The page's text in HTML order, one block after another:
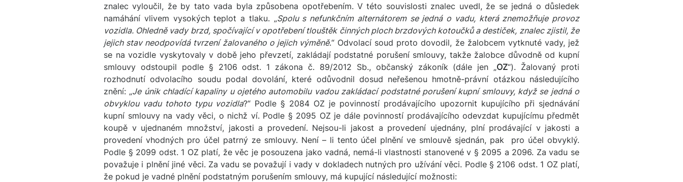
znalec vyloučil, že by tato vada byla způsobena opotřebením. V této souvislosti znalec uvedl, že se jedná o důsledek
namáhání vlivem vysokých teplot a tlaku. „Spolu s nefunkčním alternátorem se jedná o vadu, která znemožňuje provoz
vozidla. Ohledně vady brzd, spočívající v opotřebení tlouštěk činných ploch brzdových kotoučků a destiček, znalec zjistil, že
jejich stav neodpovídá tvrzení žalovaného o jejich výměně.“ Odvolací soud proto dovodil, že žalobcem vytknuté vady, jež
se na vozidle vyskytovaly v době jeho převzetí, zakládají podstatné porušení smlouvy, takže žalobce důvodně od kupní
smlouvy odstoupil podle § 2106 odst. 1 zákona č. 89/2012 Sb., občanský zákoník (dále jen „OZ“). Žalovaný proti
rozhodnutí odvolacího soudu podal dovolání, které odůvodnil dosud neřešenou hmotně-právní otázkou následujícího
znění: „Je únik chladící kapaliny u ojetého automobilu vadou zakládací podstatné porušení kupní smlouvy, když se jedná o
obvyklou vadu tohoto typu vozidla?“ Podle § 2084 OZ je povinností prodávajícího upozornit kupujícího při sjednávání
kupní smlouvy na vady věci, o nichž ví. Podle § 2095 OZ je dále povinností prodávajícího odevzdat kupujícímu předmět
koupě v ujednaném množství, jakosti a provedení. Nejsou-li jakost a provedení ujednány, plní prodávající v jakosti a
provedení vhodných pro účel patrný ze smlouvy. Není – li tento účel plnění ve smlouvě sjednán, pak pro účel obvyklý.
Podle § 2099 odst. 1 OZ platí, že věc je posouzena jako vadná, nemá-li vlastnosti stanovené v § 2095 a 2096. Za vadu se
považuje i plnění jiné věci. Za vadu se považují i vady v dokladech nutných pro užívání věci. Podle § 2106 odst. 1 OZ platí,
že pokud je vadné plnění podstatným porušením smlouvy, má kupující následující možnosti: